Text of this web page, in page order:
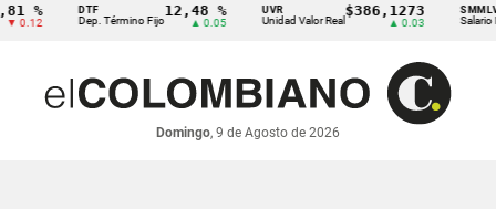
DTF
Dep. Término Fijo
12,48 %
▲ 0.05
UVR
Unidad Valor Real
$386,1273 SMMLV
Salario Mínimo
Domingo, 9 de Agosto de 2026